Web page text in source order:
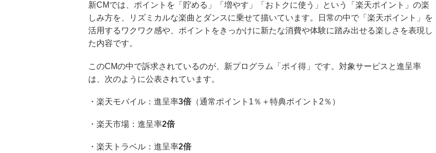
新CMでは、ポイントを「貯める」「増やす」「おトクに使う」という「楽天ポイント」の楽
しみ方を、リズミカルな楽曲とダンスに乗せて描いています。日常の中で「楽天ポイント」を
活用するワクワク感や、ポイントをきっかけに新たな消費や体験に踏み出せる楽しさを表現し
た内容です。
このCMの中で訴求されているのが、新プログラム「ポイ得」です。対象サービスと進呈率
は、次のように公表されています。
・楽天モバイル：進呈率3倍（通常ポイント1％＋特典ポイント2％）
・楽天市場：進呈率2倍
・楽天トラベル：進呈率2倍